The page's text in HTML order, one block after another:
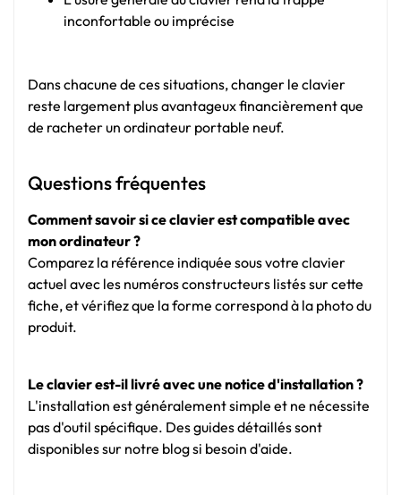
inconfortable ou imprécise
Dans chacune de ces situations, changer le clavier
reste largement plus avantageux financièrement que
de racheter un ordinateur portable neuf.
Questions fréquentes
Comment savoir si ce clavier est compatible avec
mon ordinateur ?
Comparez la référence indiquée sous votre clavier
actuel avec les numéros constructeurs listés sur cette
fiche, et vérifiez que la forme correspond à la photo du
produit.
Le clavier est-il livré avec une notice d'installation ?
L'installation est généralement simple et ne nécessite
pas d'outil spécifique. Des guides détaillés sont
disponibles sur notre blog si besoin d'aide.